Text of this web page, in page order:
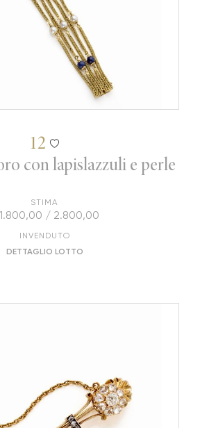
12
con lapislazzuli e perle
STIMA
/ 2.800,00
INVENDUTO
DETTAGLIO LOTTO